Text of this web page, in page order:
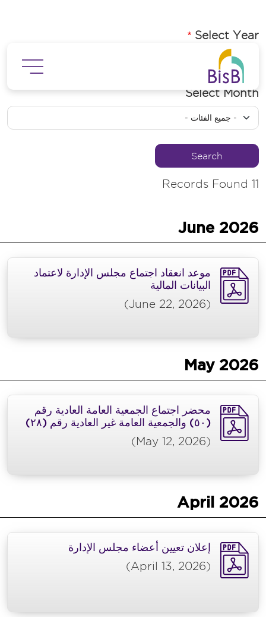
تجاوز إلى المحتوى الرئيسي
Select Year
Select Month
11
June 2026
موعد انعقاد اجتماع مجلس الإدارة لاعتماد
البيانات المالية
(June 22, 2026)
May 2026
محضر اجتماع الجمعية العامة العادية رقم
(٥٠) والجمعية العامة غير العادية رقم (٢٨)
(May 12, 2026)
April 2026
إعلان تعيين أعضاء مجلس الإدارة
(April 13, 2026)